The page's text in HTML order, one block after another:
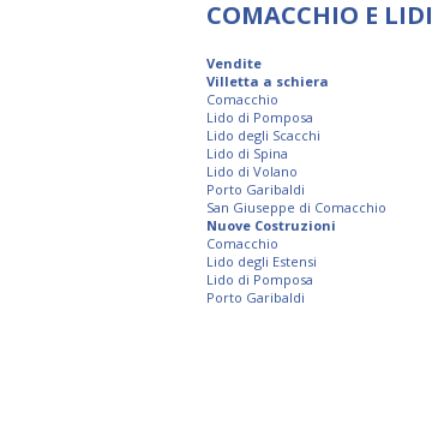
COMACCHIO E LIDI
Vendite
Villetta a schiera
Comacchio
Lido di Pomposa
Lido degli Scacchi
Lido di Spina
Lido di Volano
Porto Garibaldi
San Giuseppe di Comacchio
Nuove Costruzioni
Comacchio
Lido degli Estensi
Lido di Pomposa
Porto Garibaldi